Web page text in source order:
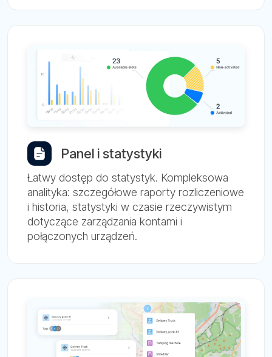
Panel i statystyki
Łatwy dostęp do statystyk. Kompleksowa
analityka: szczegółowe raporty rozliczeniowe
i historia, statystyki w czasie rzeczywistym
dotyczące zarządzania kontami i
połączonych urządzeń.